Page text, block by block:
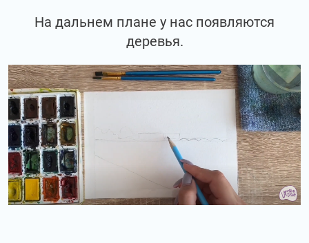
На дальнем плане у нас появляются
деревья.